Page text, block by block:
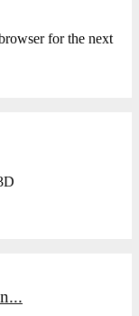
for the next